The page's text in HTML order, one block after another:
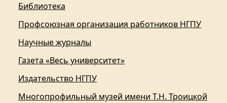
Библиотека
Профсоюзная организация работников НГПУ
Научные журналы
Газета «Весь университет»
Издательство НГПУ
Многопрофильный музей имени Т.Н. Троицкой